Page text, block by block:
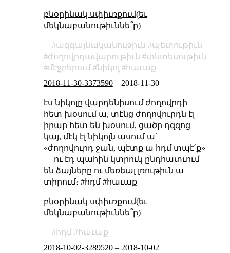
բնօրինակ սփիւռքում(եւ
մեկնաբանութիւննե՞ր)
ազգայնականութիւն
պետութիւն
ժողովրդավարութիւն
տնտեսութիւն
մէջբերում
նիկոլ
հաւաք
2018-11-30-3373590– 2018-11-30
էս նիկոլը վարդենիսում ժողովրդի
հետ խօսում ա, տէնց ժողովուրդն էլ
իրար հետ են խօսում, ցածր դզզոց
կայ, մէկ էլ նիկոլն ասում ա՝
«ժողովուրդ ջան, պէտք ա հդմ տպէ՛ք»
— ու էդ պահին կտրուկ ընդհատւում
են ձայները ու մեռեալ լռութիւն ա
տիրում։ #հդմ #հաւաք
բնօրինակ սփիւռքում(եւ
մեկնաբանութիւննե՞ր)
հդմ
հաւաք
2018-10-02-3289520– 2018-10-02